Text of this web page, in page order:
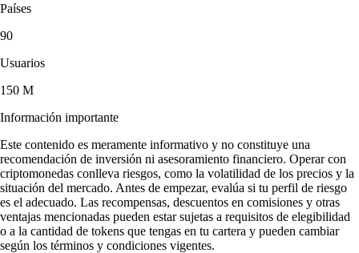
Países
90
Usuarios
150 M
Información importante
Este contenido es meramente informativo y no constituye una
recomendación de inversión ni asesoramiento financiero. Operar con
criptomonedas conlleva riesgos, como la volatilidad de los precios y la
situación del mercado. Antes de empezar, evalúa si tu perfil de riesgo
es el adecuado. Las recompensas, descuentos en comisiones y otras
ventajas mencionadas pueden estar sujetas a requisitos de elegibilidad
o a la cantidad de tokens que tengas en tu cartera y pueden cambiar
según los términos y condiciones vigentes.